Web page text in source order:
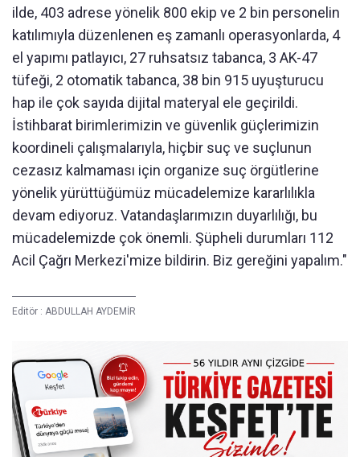
ilde, 403 adrese yönelik 800 ekip ve 2 bin personelin
katılımıyla düzenlenen eş zamanlı operasyonlarda, 4
el yapımı patlayıcı, 27 ruhsatsız tabanca, 3 AK-47
tüfeği, 2 otomatik tabanca, 38 bin 915 uyuşturucu
hap ile çok sayıda dijital materyal ele geçirildi.
İstihbarat birimlerimizin ve güvenlik güçlerimizin
koordineli çalışmalarıyla, hiçbir suç ve suçlunun
cezasız kalmaması için organize suç örgütlerine
yönelik yürüttüğümüz mücadelemize kararlılıkla
devam ediyoruz. Vatandaşlarımızın duyarlılığı, bu
mücadelemizde çok önemli. Şüpheli durumları 112
Acil Çağrı Merkezi'mize bildirin. Biz gereğini yapalım."
Editör : ABDULLAH AYDEMİR